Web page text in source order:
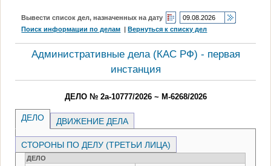
Вывести список дел, назначенных на дату
Поиск информации по делам |Вернуться к списку дел
Административные дела (КАC РФ) - первая
инстанция
ДЕЛО № 2а-10777/2026 ~ М-6268/2026
ДЕЛО ДВИЖЕНИЕ ДЕЛА
СТОРОНЫ ПО ДЕЛУ (ТРЕТЬИ ЛИЦА)
ДЕЛО